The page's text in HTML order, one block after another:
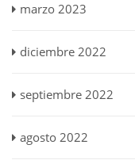
marzo 2023
diciembre 2022
septiembre 2022
agosto 2022